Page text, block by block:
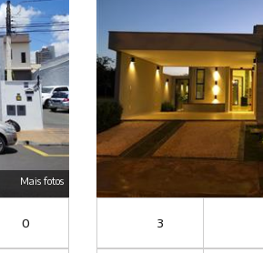
Mais fotos
0 3